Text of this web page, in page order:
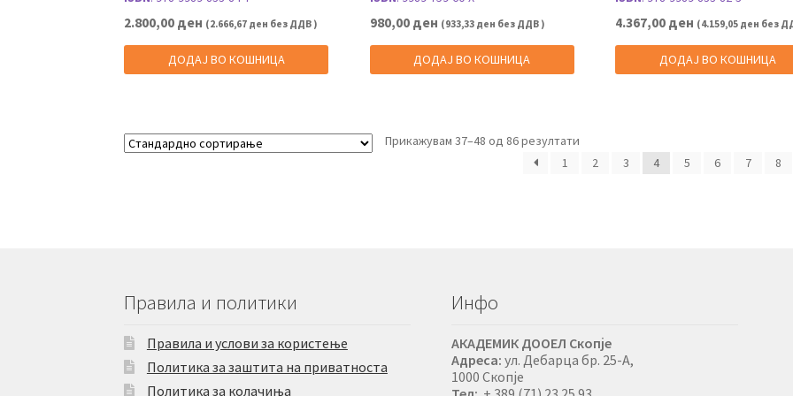
2.800,00 ден (2.666,67 ден без ДДВ )
ДОДАЈ ВО КОШНИЦА
980,00 ден (933,33 ден без ДДВ )
ДОДАЈ ВО КОШНИЦА
4.367,00 ден (4.159,05 ден без
ДОДАЈ ВО КОШНИЦА
Прикажувам 37–48 од 86 резултати
1
2 3 4 5 6 7 8
Правила и политики
Правила и услови за користење
Политика за заштита на приватноста
Политика за колачиња
Инфо
АКАДЕМИК ДООЕЛ Скопје
Адреса:ул. Дебарца бр. 25-А,
1000 Скопје